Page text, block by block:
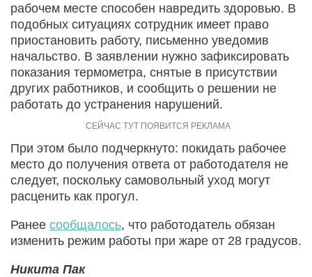
рабочем месте способен навредить здоровью. В
подобных ситуациях сотрудник имеет право
приостановить работу, письменно уведомив
начальство. В заявлении нужно зафиксировать
показания термометра, снятые в присутствии
других работников, и сообщить о решении не
работать до устранения нарушений.
При этом было подчеркнуто: покидать рабочее
место до получения ответа от работодателя не
следует, поскольку самовольный уход могут
расценить как прогул.
Ранее сообщалось, что работодатель обязан
изменить режим работы при жаре от 28 градусов.
Никита Пак